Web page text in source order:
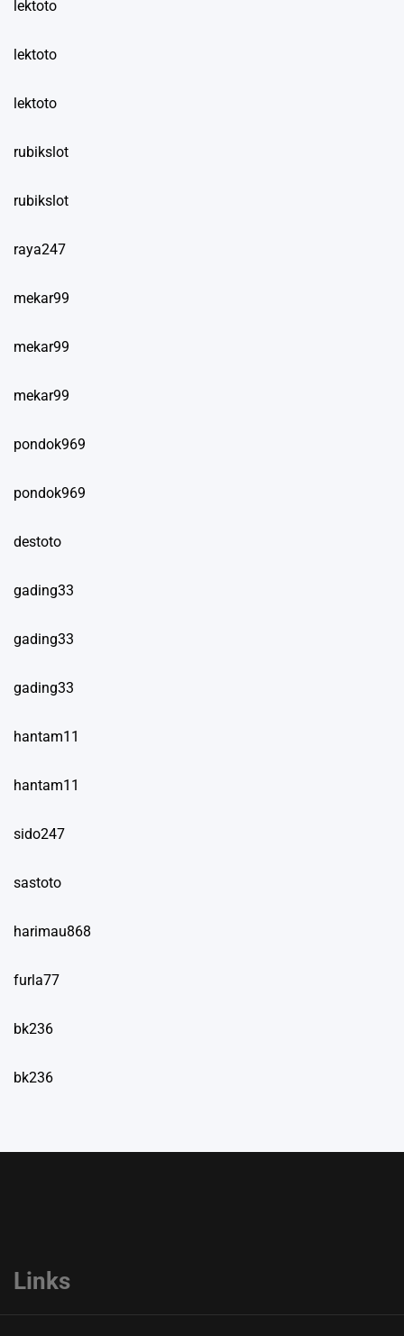
lektoto
lektoto
lektoto
rubikslot
rubikslot
raya247
mekar99
mekar99
mekar99
pondok969
pondok969
destoto
gading33
gading33
gading33
hantam11
hantam11
sido247
sastoto
harimau868
furla77
bk236
bk236
Links